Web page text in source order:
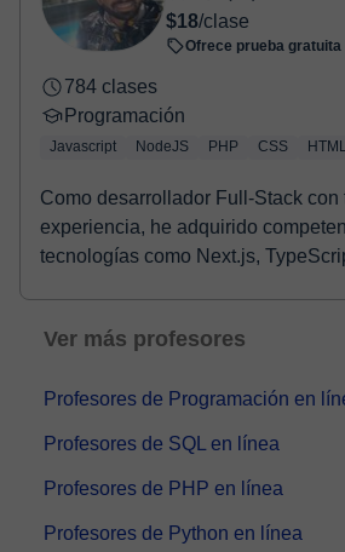
$18/clase
Ofrece prueba gratuita
784 clases
Programación
Javascript NodeJS PHP CSS HTML
Como desarrollador Full-Stack con
experiencia, he adquirido
tecnologías como Next.js,
Ver más profesores
Profesores de Programación en
Profesores de SQL en línea
Profesores de PHP en línea
Profesores de Python en línea